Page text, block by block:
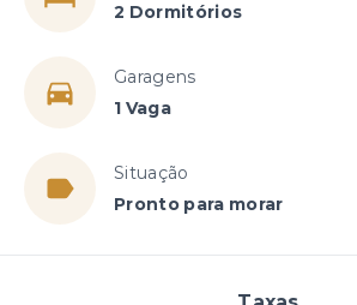
2 Dormitórios
Garagens
1 Vaga
Situação
Pronto para morar